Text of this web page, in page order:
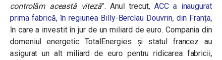
controlăm această viteză”. Anul trecut,ACC a inaugurat
prima fabrică, în regiunea Billy-Berclau Douvrin, din Franța,
în care a investitîn jur de un miliard de euro. Compania din
domeniul energetic TotalEnergies și statul francez au
asigurat un alt miliard de euro pentru ridicarea fabricii,